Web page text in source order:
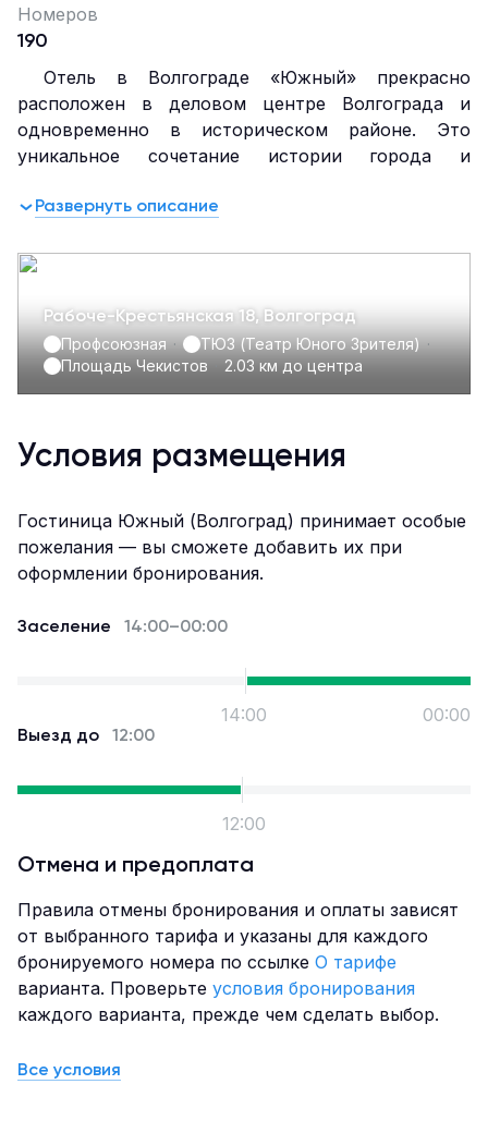
Номеров
190
Отель в Волгограде «Южный» прекрасно
расположен в деловом центре Волгограда и
одновременно в историческом районе. Это
уникальное сочетание истории города и
интерьера.
красивый парк, Ворошиловский торговый центр,
«Пять звезд».
190 номеров, оформленных со вкусом и
любовью дали все основания трехзвездочному
отелю претендовать на статус популярного
Развернуть описание
Рабоче-Крестьянская 18, Волгоград
Профсоюзная · ТЮЗ (Театр Юного Зрителя) ·
Площадь Чекистов
2.03 км до центра
Условия размещения
Гостиница Южный (Волгоград) принимает особые
пожелания — вы сможете добавить их при
оформлении бронирования.
Заселение 14:00–00:00
14:00 00:00
Выезд до 12:00
12:00
Отмена и предоплата
Правила отмены бронирования и оплаты зависят
от выбранного тарифа и указаны для каждого
бронируемого номера по ссылке О тарифе
варианта. Проверьте условия бронирования
каждого варианта, прежде чем сделать выбор.
Все условия